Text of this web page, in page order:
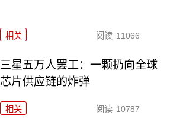
相关 阅读 11066
三星五万人罢工：一颗扔向全球
芯片供应链的炸弹
相关 阅读 10787